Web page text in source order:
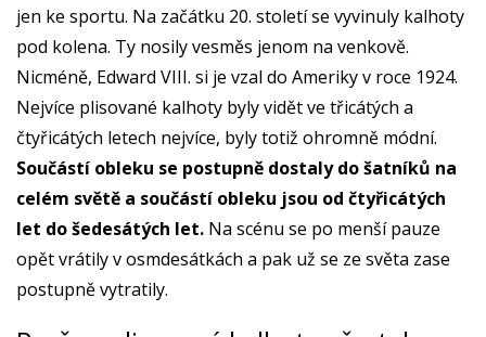
jen ke sportu. Na začátku 20. století se vyvinuly kalhoty
pod kolena. Ty nosily vesměs jenom na venkově.
Nicméně, Edward VIII. si je vzal do Ameriky v roce 1924.
Nejvíce plisované kalhoty byly vidět ve třicátých a
čtyřicátých letech nejvíce, byly totiž ohromně módní.
Součástí obleku se postupně dostaly do šatníků na
celém světě a součástí obleku jsou od čtyřicátých
let do šedesátých let. Na scénu se po menší pauze
opět vrátily v osmdesátkách a pak už se ze světa zase
postupně vytratily.